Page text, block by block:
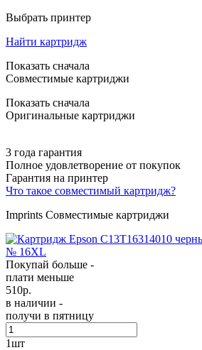
Выбрать принтер
Найти картридж
Показать сначала
Совместимые картриджи
Показать сначала
Оригинальные картриджи
3 года гарантия
Полное удовлетворение от покупок
Гарантия на принтер
Что такое совместимый картридж?
Imprints Совместимые картриджи
Покупай больше -
плати меньше
510р.
в наличии -
получи в пятницу
1шт